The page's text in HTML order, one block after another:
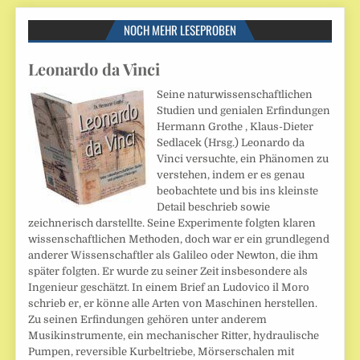
NOCH MEHR LESEPROBEN
Leonardo da Vinci
Seine naturwissenschaftlichen
Studien und genialen Erfindungen
Hermann Grothe , Klaus-Dieter
Sedlacek (Hrsg.) Leonardo da
Vinci versuchte, ein Phänomen zu
verstehen, indem er es genau
beobachtete und bis ins kleinste
Detail beschrieb sowie
zeichnerisch darstellte. Seine Experimente folgten klaren
wissenschaftlichen Methoden, doch war er ein grundlegend
anderer Wissenschaftler als Galileo oder Newton, die ihm
später folgten. Er wurde zu seiner Zeit insbesondere als
Ingenieur geschätzt. In einem Brief an Ludovico il Moro
schrieb er, er könne alle Arten von Maschinen herstellen.
Zu seinen Erfindungen gehören unter anderem
Musikinstrumente, ein mechanischer Ritter, hydraulische
Pumpen, reversible Kurbeltriebe, Mörserschalen mit